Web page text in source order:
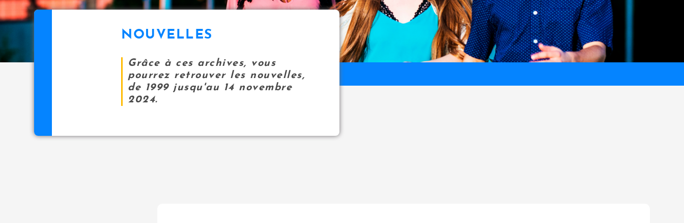
NOUVELLES
Grâce à ces archives, vous
pourrez retrouver les nouvelles,
de 1999 jusqu'au 14 novembre
2024.